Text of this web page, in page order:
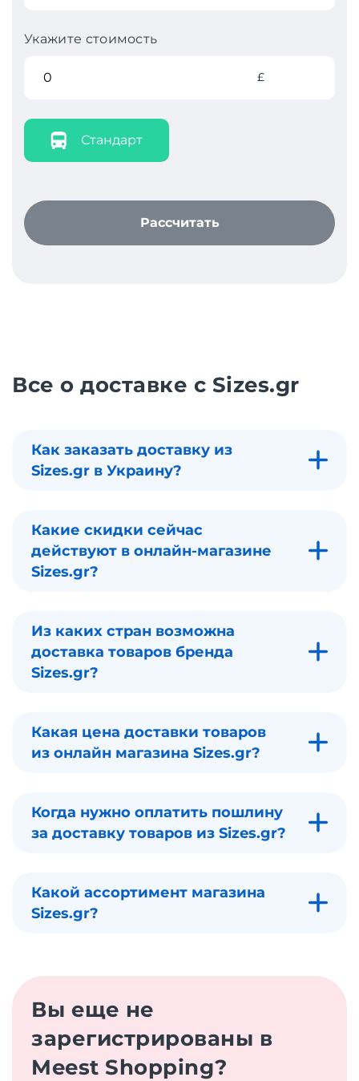
Укажите стоимость
£
Стандарт
Рассчитать
Все о доставке с Sizes.gr
Как заказать доставку из
Sizes.gr в Украину?
Какие скидки сейчас
действуют в онлайн-магазине
Sizes.gr?
Из каких стран возможна
доставка товаров бренда
Sizes.gr?
Какая цена доставки товаров
из онлайн магазина Sizes.gr?
Когда нужно оплатить пошлину
за доставку товаров из Sizes.gr?
Какой ассортимент магазина
Sizes.gr?
Вы еще не
зарегистрированы в
Meest Shopping?